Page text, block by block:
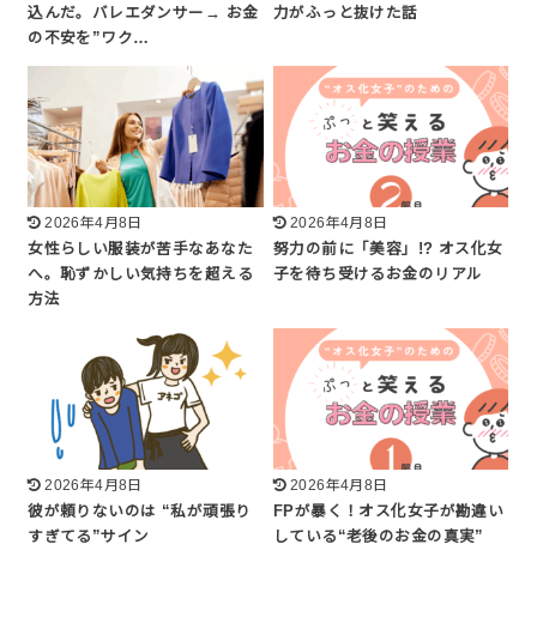
込んだ。バレエダンサー→ お金
の不安を”ワク…
力がふっと抜けた話
2026年4月8日
女性らしい服装が苦手なあなた
へ。恥ずかしい気持ちを超える
方法
2026年4月8日
努力の前に「美容」!? オス化女
子を待ち受けるお金のリアル
2026年4月8日
彼が頼りないのは “私が頑張り
すぎてる”サイン
2026年4月8日
FPが暴く！オス化女子が勘違い
している“老後のお金の真実”